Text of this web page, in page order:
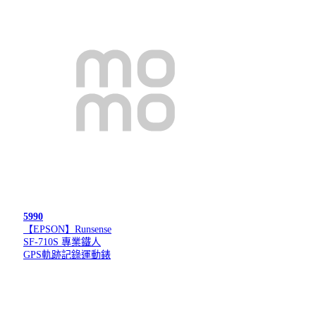
5990
【EPSON】Runsense
SF-710S 專業鐵人
GPS軌跡記錄運動錶